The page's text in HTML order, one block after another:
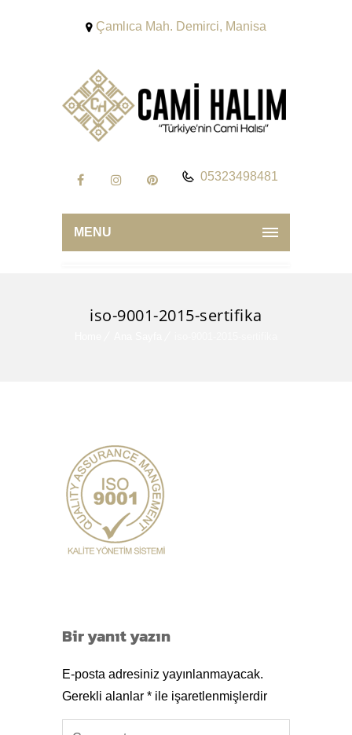
Çamlıca Mah. Demirci, Manisa
05323498481
MENU
iso-9001-2015-sertifika
Bir yanıt yazın
E-posta adresiniz yayınlanmayacak.
Gerekli alanlar * ile işaretlenmişlerdir